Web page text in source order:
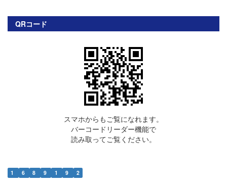
QRコード
スマホからもご覧になれます。
バーコードリーダー機能で
読み取ってご覧ください。
1 6 8 9 1 9 2